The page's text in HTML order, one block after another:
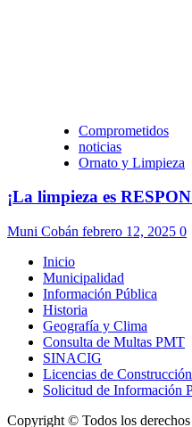
Comprometidos
noticias
Ornato y Limpieza
¡La limpieza es
Muni Cobán febrero 12, 2025 0
Inicio
Municipalidad
Información Pública
Historia
Geografía y Clima
Consulta de Multas PMT
SINACIG
Licencias de Construcción
Solicitud de Información
Copyright © Todos los